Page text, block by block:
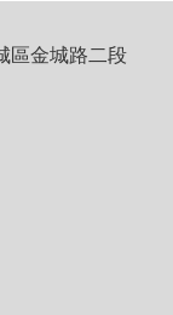
區金城路二段